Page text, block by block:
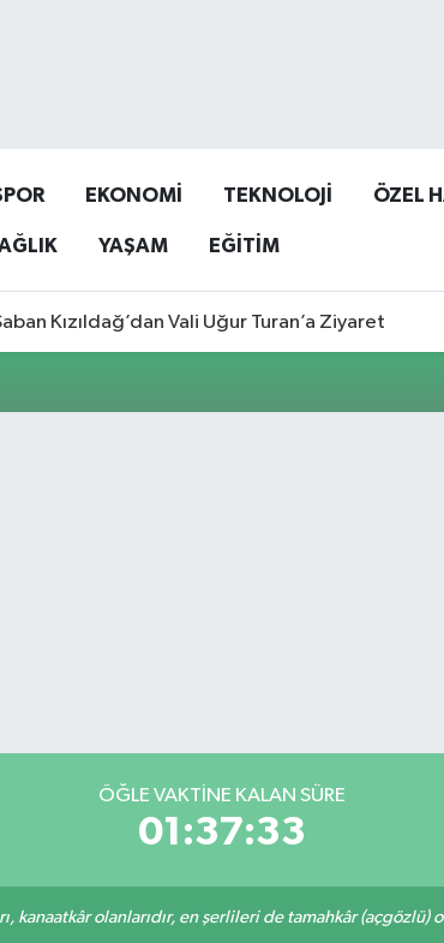
EKONOMİ TEKNOLOJİ ÖZEL
YAŞAM EĞİTİM
Kızıldağ’dan Vali Uğur Turan’a Ziyaret
ÖĞLE VAKTİNE KALAN SÜRE
01:37:33
kanaatkâr olanlarıdır, en şerlileri de tamahkâr (açgözlü)